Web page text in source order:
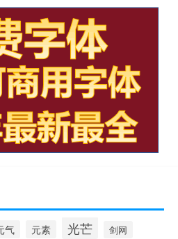
气 元素 光芒 剑网